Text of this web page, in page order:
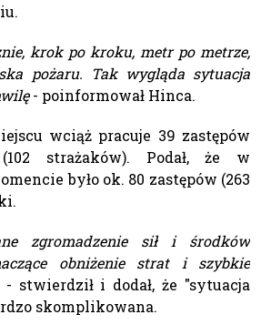
krok po kroku, metr po metrze,
pożaru. Tak wygląda sytuacja
- poinformował Hinca.
wciąż pracuje 39 zastępów
strażaków). Podał, że w
było ok. 80 zastępów (263
zgromadzenie sił i środków
obniżenie strat i szybkie
stwierdził i dodał, że "sytuacja
skomplikowana.